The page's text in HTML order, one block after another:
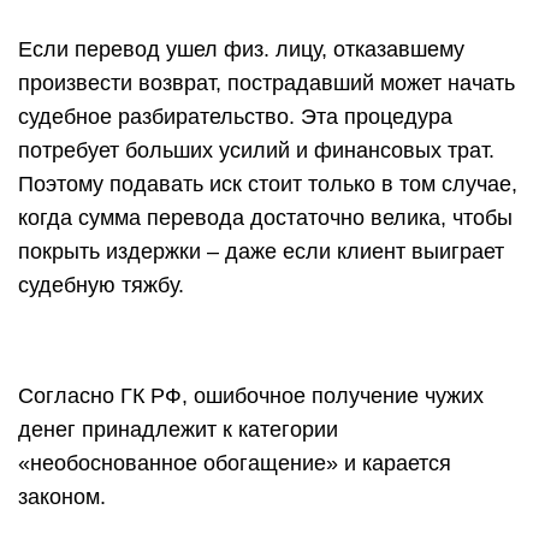
Если перевод ушел физ. лицу, отказавшему
произвести возврат, пострадавший может начать
судебное разбирательство. Эта процедура
потребует больших усилий и финансовых трат.
Поэтому подавать иск стоит только в том случае,
когда сумма перевода достаточно велика, чтобы
покрыть издержки – даже если клиент выиграет
судебную тяжбу.
Согласно ГК РФ, ошибочное получение чужих
денег принадлежит к категории
«необоснованное обогащение» и карается
законом.